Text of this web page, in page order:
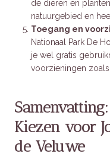
de dieren en
natuurgebied en
Toegang en
Nationaal Park De
je wel gratis
voorzieningen
Kiezen voor
de Veluwe